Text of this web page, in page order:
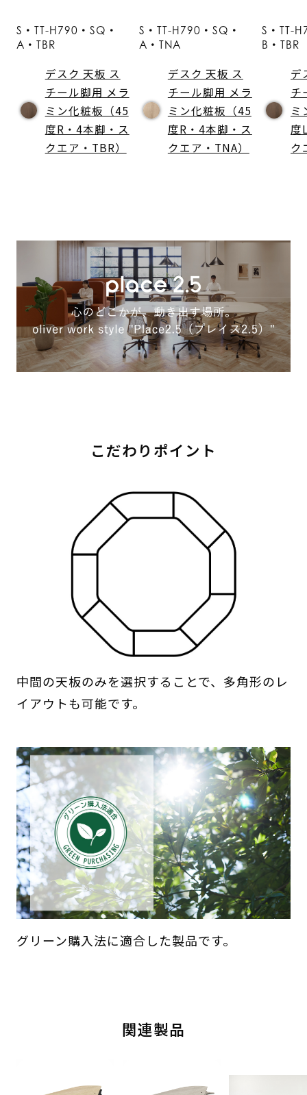
S・TT-H790・SQ・
A・TBR
デスク 天板 ス
チール脚用 メラ
ミン化粧板（45
度R・4本脚・ス
クエア・TBR）
S・TT-H790・SQ・
A・TNA
デスク 天板 ス
チール脚用 メラ
ミン化粧板（45
度R・4本脚・ス
クエア・TNA）
S・TT-
B・TBR
デ
チ
ミ
度
ク
こだわりポイント
中間の天板のみを選択することで、多角形のレ
イアウトも可能です。
グリーン購入法に適合した製品です。
関連製品